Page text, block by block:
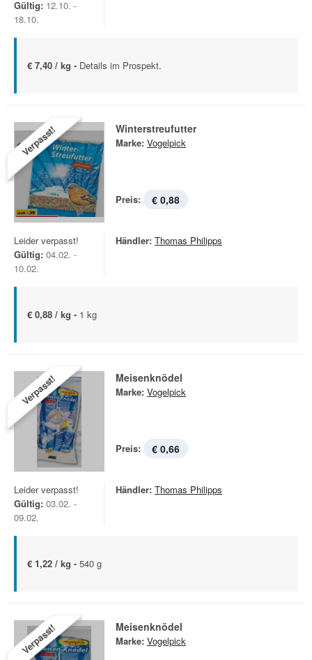
Gültig: 12.10. -
18.10.
€ 7,40 / kg - Details im Prospekt.
Verpasst! Winterstreufutter
Marke: Vogelpick
Preis: € 0,88
Leider verpasst!
Gültig: 04.02. -
10.02.
Händler: Thomas Philipps
€ 0,88 / kg - 1 kg
Verpasst! Meisenknödel
Marke: Vogelpick
Preis: € 0,66
Leider verpasst!
Gültig: 03.02. -
09.02.
Händler: Thomas Philipps
€ 1,22 / kg - 540 g
Verpasst! Meisenknödel
Marke: Vogelpick